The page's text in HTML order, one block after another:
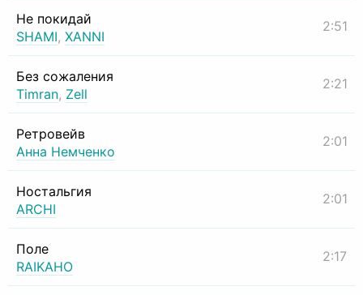
Не покидай
SHAMI, XANNI
2:51
Без сожаления
Timran, Zell
2:21
Ретровейв
Анна Немченко
2:01
Ностальгия
ARCHI
2:01
Поле
RAIKAHO
2:17